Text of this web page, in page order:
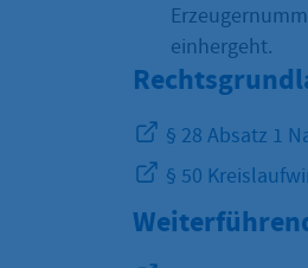
einhergeht.
§ 28 Absatz 1
§ 50